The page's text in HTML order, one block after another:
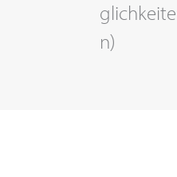
glichkeite
n)